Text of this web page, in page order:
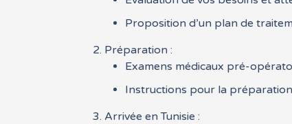
Proposition d’un plan de
Préparation :
Examens médicaux pré-
Instructions pour la
Arrivée en Tunisie :